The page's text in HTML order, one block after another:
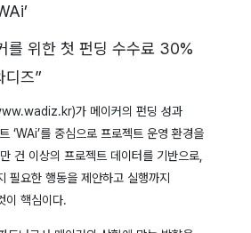
를 위한 첫 펀딩 수수료 30%
디즈”
가 메이커의 펀딩 성과
‘WAi’를 중심으로 프로젝트 운영 환경을
건 이상의 프로젝트 데이터를 기반으로,
필요한 행동을 제안하고 실행까지
이 핵심이다.